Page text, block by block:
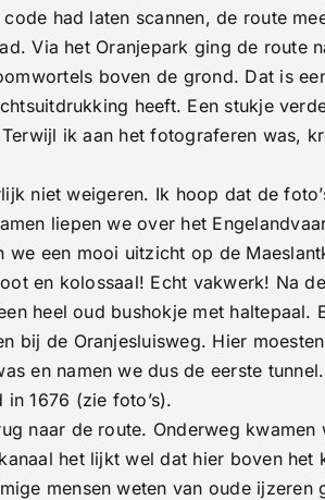
had laten scannen, de route
Via het Oranjepark ging de route
boven de grond. Dat is
heeft. Een stukje
ik aan het fotograferen was,
niet weigeren. Ik hoop dat de
liepen we over het
we een mooi uitzicht op de
en kolossaal! Echt vakwerk! Na
heel oud bushokje met
bij de Oranjesluisweg. Hier
en namen we dus de eerste
1676 (zie foto’s).
naar de route. Onderweg
het lijkt wel dat hier boven
mensen weten van oude